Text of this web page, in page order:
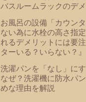
バスルームラックのデ
お風呂の設備「カウン
ない為に水栓の高さ指
れるデメリットには要
ターいる？いらない？
洗濯パンを「なし」に
なぜ？洗濯機に防水パ
めな理由を解説